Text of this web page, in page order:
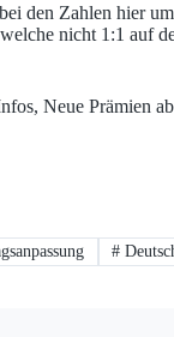
den Zahlen hier
nicht 1:1 auf
Neue Prämien
#